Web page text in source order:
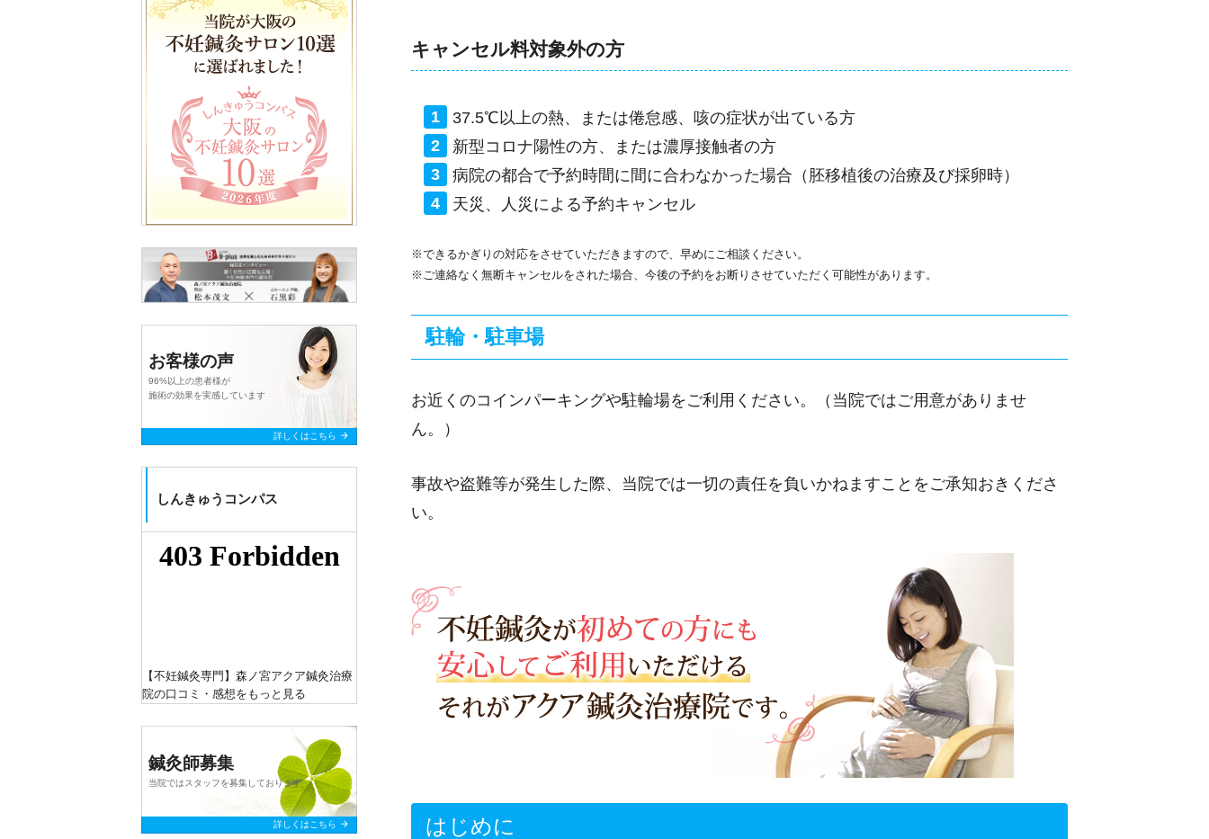
キャンセル料対象外の方
37.5℃以上の熱、または倦怠感、咳の症状が出ている方
新型コロナ陽性の方、または濃厚接触者の方
病院の都合で予約時間に間に合わなかった場合（胚移植後の治療及び採卵時）
天災、人災による予約キャンセル
※できるかぎりの対応をさせていただきますので、早めにご相談ください。
※ご連絡なく無断キャンセルをされた場合、今後の予約をお断りさせていただく可能性があります。
駐輪・駐車場
お近くのコインパーキングや駐輪場をご利用ください。（当院ではご用意がありませ
ん。）
事故や盗難等が発生した際、当院では一切の責任を負いかねますことをご承知おきくださ
い。
はじめに
お客様の声
96%以上の患者様が
施術の効果を実感しています
詳しくはこちら arrow_forward
しんきゅうコンパス
【不妊鍼灸専門】森ノ宮アクア鍼灸治療
院の口コミ・感想をもっと見る
鍼灸師募集
当院ではスタッフを募集しております
詳しくはこちら arrow_forward